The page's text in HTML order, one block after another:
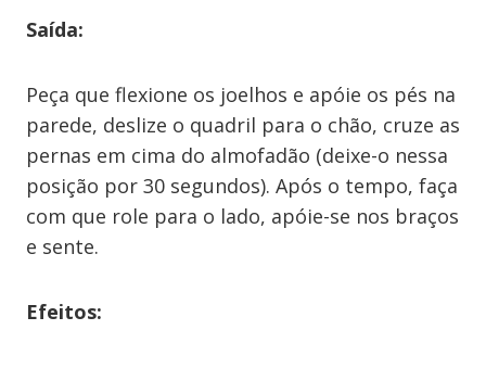
Saída:
Peça que flexione os joelhos e apóie os pés na
parede, deslize o quadril para o chão, cruze as
pernas em cima do almofadão (deixe-o nessa
posição por 30 segundos). Após o tempo, faça
com que role para o lado, apóie-se nos braços
e sente.
Efeitos: